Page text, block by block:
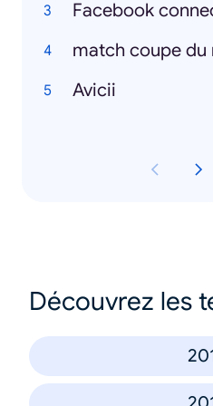
Avicii
Découvrez les